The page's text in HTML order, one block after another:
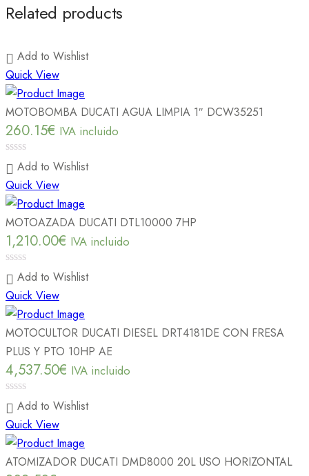
Related products
Add to Wishlist
Quick View
MOTOBOMBA DUCATI AGUA LIMPIA 1″ DCW35251
260.15€ IVA incluido
0
out
of
5
Add to Wishlist
Quick View
MOTOAZADA DUCATI DTL10000 7HP
1,210.00€ IVA incluido
0
out
of
5
Add to Wishlist
Quick View
MOTOCULTOR DUCATI DIESEL DRT4181DE CON FRESA
PLUS Y PTO 10HP AE
4,537.50€ IVA incluido
0
out
of
5
Add to Wishlist
Quick View
ATOMIZADOR DUCATI DMD8000 20L USO HORIZONTAL